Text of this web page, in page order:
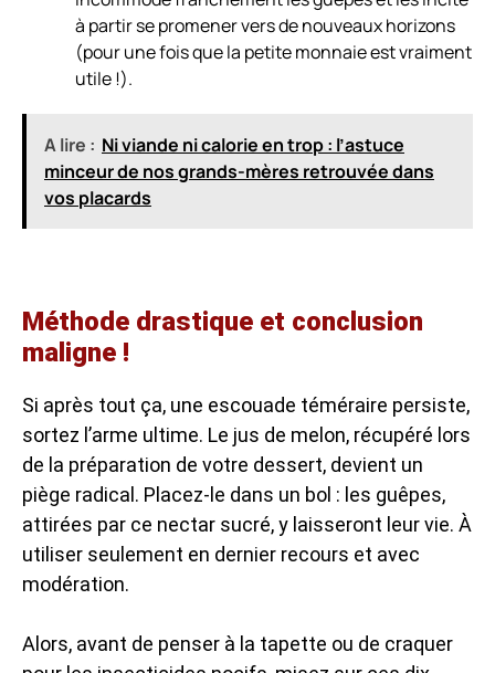
à partir se promener vers de nouveaux horizons
(pour une fois que la petite monnaie est vraiment
utile !).
A lire : Ni viande ni calorie en trop : l’astuce
minceur de nos grands-mères retrouvée dans
vos placards
Méthode drastique et conclusion
maligne !
Si après tout ça, une escouade téméraire persiste,
sortez l’arme ultime. Le jus de melon, récupéré lors
de la préparation de votre dessert, devient un
piège radical. Placez-le dans un bol : les guêpes,
attirées par ce nectar sucré, y laisseront leur vie. À
utiliser seulement en dernier recours et avec
modération.
Alors, avant de penser à la tapette ou de craquer